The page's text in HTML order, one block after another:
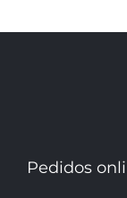
Pedidos